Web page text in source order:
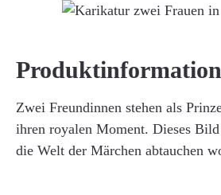
Bildergalerie überspringen
Zwei Freundinnen stehen als
ihren royalen Moment. Dieses
die Welt der Märchen abtauchen